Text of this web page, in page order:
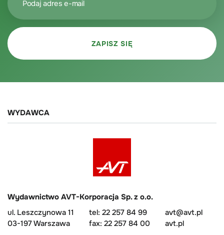
WYDAWCA
Wydawnictwo AVT-Korporacja Sp. z o.o.
ul. Leszczynowa 11
03-197 Warszawa
tel: 22 257 84 99
fax: 22 257 84 00
avt@avt.pl
avt.pl